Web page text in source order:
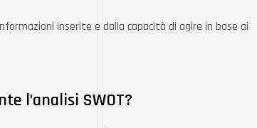
inserite e dalla capacità di agire in base ai
l’analisi SWOT?